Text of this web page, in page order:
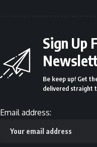
Sign Up
Be keep up! Get
delivered straight
Email address: